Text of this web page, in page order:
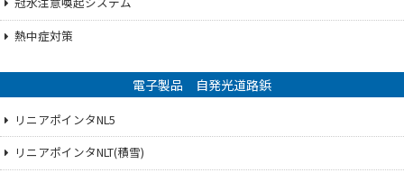
熱中症対策
電子製品 自発光道路鋲
リニアポインタNL5
リニアポインタNLT(積雪)